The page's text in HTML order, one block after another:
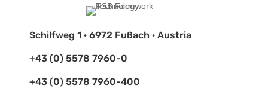
Schilfweg 1 · 6972 Fußach · Austria
+43 (0) 5578 7960-0
+43 (0) 5578 7960-400